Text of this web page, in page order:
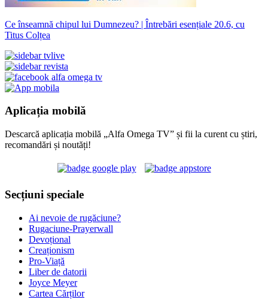
Ce înseamnă chipul lui Dumnezeu? | Întrebări esențiale 20.6, cu
Titus Colțea
Aplicația mobilă
Descarcă aplicația mobilă „Alfa Omega TV” și fii la curent cu știri,
recomandări și noutăți!
Secțiuni speciale
Ai nevoie de rugăciune?
Rugaciune-Prayerwall
Devoțional
Creaționism
Pro-Viață
Liber de datorii
Joyce Meyer
Cartea Cărților